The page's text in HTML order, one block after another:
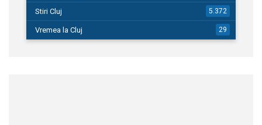
Stiri Cluj 5.372
Vremea la Cluj 29